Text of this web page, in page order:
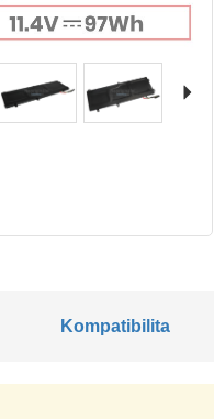
Kompatibilita